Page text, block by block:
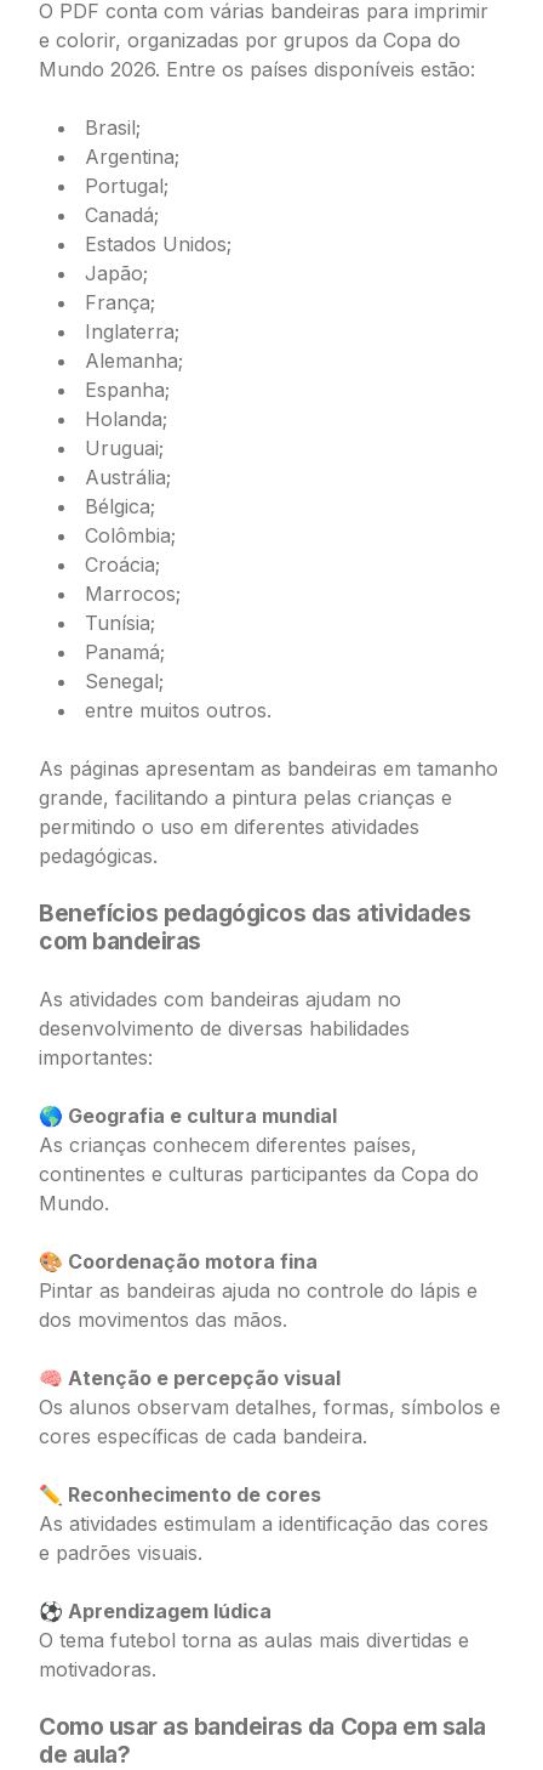
O PDF conta com várias bandeiras para imprimir
e colorir, organizadas por grupos da Copa do
Mundo 2026. Entre os países disponíveis estão:
Brasil;
Argentina;
Portugal;
Canadá;
Estados Unidos;
Japão;
França;
Inglaterra;
Alemanha;
Espanha;
Holanda;
Uruguai;
Austrália;
Bélgica;
Colômbia;
Croácia;
Marrocos;
Tunísia;
Panamá;
Senegal;
entre muitos outros.
As páginas apresentam as bandeiras em tamanho
grande, facilitando a pintura pelas crianças e
permitindo o uso em diferentes atividades
pedagógicas.
Benefícios pedagógicos das atividades
com bandeiras
As atividades com bandeiras ajudam no
desenvolvimento de diversas habilidades
importantes:
🌎 Geografia e cultura mundial
As crianças conhecem diferentes países,
continentes e culturas participantes da Copa do
Mundo.
🎨 Coordenação motora fina
Pintar as bandeiras ajuda no controle do lápis e
dos movimentos das mãos.
🧠 Atenção e percepção visual
Os alunos observam detalhes, formas, símbolos e
cores específicas de cada bandeira.
✏️ Reconhecimento de cores
As atividades estimulam a identificação das cores
e padrões visuais.
⚽ Aprendizagem lúdica
O tema futebol torna as aulas mais divertidas e
motivadoras.
Como usar as bandeiras da Copa em sala
de aula?